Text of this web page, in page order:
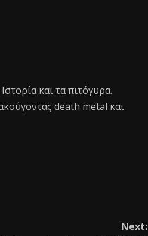
και τα πιτόγυρα.
death metal και
Next: